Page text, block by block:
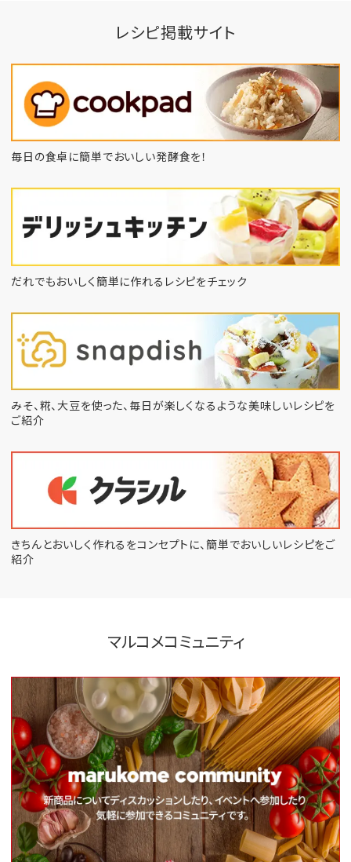
レシピ掲載サイト
毎日の食卓に簡単でおいしい発酵食を！
だれでもおいしく簡単に作れるレシピをチェック
みそ、糀、大豆を使った、毎日が楽しくなるような美味しいレシピを
ご紹介
きちんとおいしく作れるをコンセプトに、簡単でおいしいレシピをご
紹介
マルコメコミュニティ